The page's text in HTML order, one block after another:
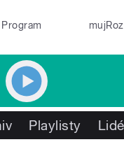
Program
Playlisty Lidé